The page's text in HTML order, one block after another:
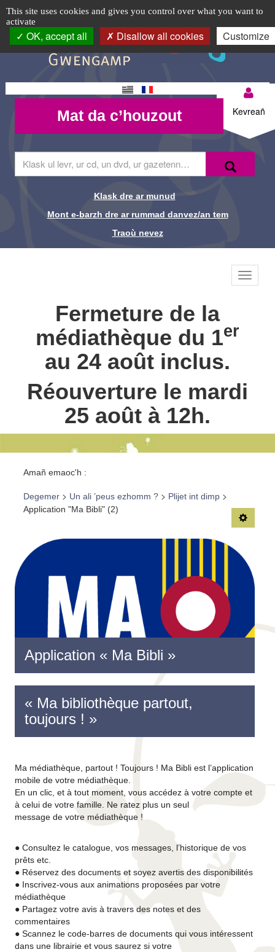
Cookie management panel
This site uses cookies and gives you control over what you want to
activate
OK, accept all Disallow all cookies Customize
TPL_C3RB_RGAA_EVITEMENT_MENU
TPL_C3RB_RGAA_EVITEMENT_CONTENT
TPL_C3RB_RGAA_EVITEMENT_LOGIN
Application
"Ma
Bibli"
(2)
Médiathèque
de
Guingamp
Logo
top-
BR
Changement
de langue
Mon
compte-
Kevreañ
Mat da
c’houzout
Mat da c’houzout
Recherche-
Br
Liens de
Br
Klask dre ar munud
Mont e-barzh dre ar rummad danvez/an tem
Traoù nevez
BR-fr
Fermeture
été
Fermeture de la
médiathèque du 1er
au 24 août inclus.
Réouverture le mardi
25 août à 12h.
Fil de
navigation-
BR
Amañ emaoc'h :
Degemer > Un ali ’peus ezhomm ? > Plijet int dimp >
Application "Ma Bibli" (2)
Application « Ma Bibli »
« Ma bibliothèque partout,
toujours ! »
Ma médiathèque, partout ! Toujours ! Ma Bibli est l’application
mobile de votre médiathèque.
En un clic, et à tout moment, vous accédez à votre compte et
à celui de votre famille. Ne ratez plus un seul
message de votre médiathèque !
● Consultez le catalogue, vos messages, l’historique de vos
prêts etc.
● Réservez des documents et soyez avertis des disponibilités
● Inscrivez-vous aux animations proposées par votre
médiathèque
● Partagez votre avis à travers des notes et des
commentaires
● Scannez le code-barres de documents qui vous intéressent
dans une librairie et vous saurez si votre